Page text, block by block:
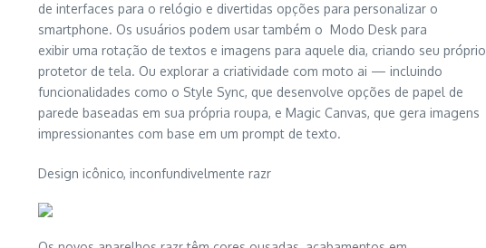
de interfaces para o relógio e divertidas opções para personalizar o
smartphone. Os usuários podem usar também o Modo Desk para
exibir uma rotação de textos e imagens para aquele dia, criando seu próprio
protetor de tela. Ou explorar a criatividade com moto ai — incluindo
funcionalidades como o Style Sync, que desenvolve opções de papel de
parede baseadas em sua própria roupa, e Magic Canvas, que gera imagens
impressionantes com base em um prompt de texto.
Design icônico, inconfundivelmente razr